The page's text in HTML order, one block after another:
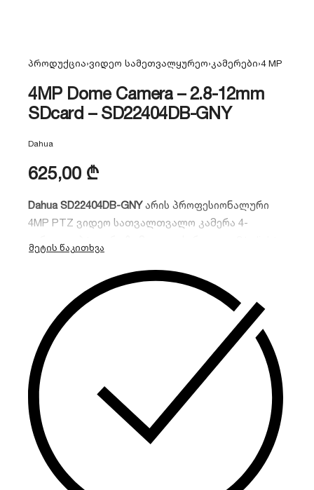
პროდუქცია›ვიდეო სამეთვალყურეო› კამერები›4 MP
4MP Dome Camera – 2.8-12mm
SDcard – SD22404DB-GNY
Dahua
625,00 ₾
Dahua SD22404DB-GNYარის პროფესიონალური
4MP PTZ ვიდეო სათვალთვალო კამერა 4-
ტექნოლოგიითა და AI ფუნქციებით (სახის
ამოცნობა, პერიმეტრის დაცვა), რაც
უზრუნველყოფს მაქსიმალურ უსაფრთხოებას
ნებისმიერ განათებაში. იდეალურია როგორც
შიდა, ისე გარე გამოყენებისთვის (IP66, IK10
რეიტინგი).